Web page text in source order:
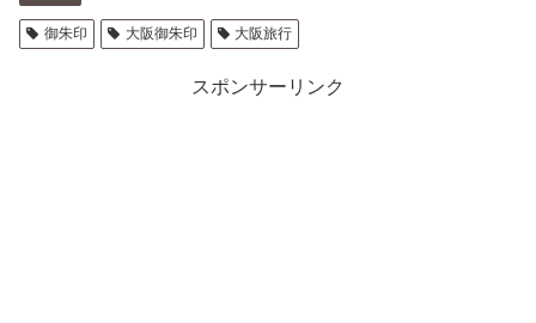
御朱印 大阪御朱印 大阪旅行
スポンサーリンク